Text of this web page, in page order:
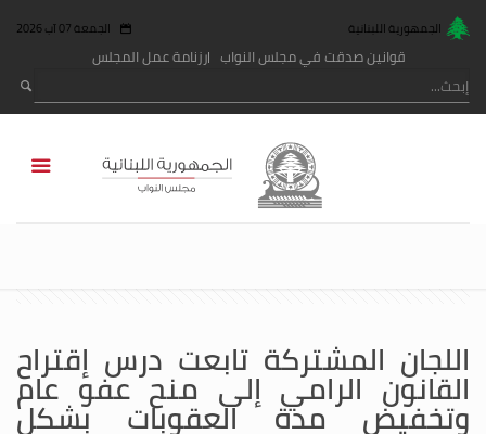
الجمهورية اللبنانية الجمعة 07 آب 2026
قوانين صدقت في مجلس النواب رزنامة عمل المجلس
اللجان المشتركة تابعت درس إقتراح
القانون الرامي إلى منح عفو عام
وتخفيض مدة العقوبات بشكل